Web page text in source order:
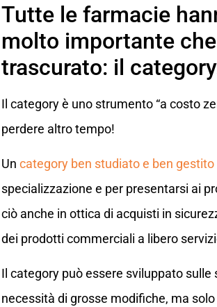
Tutte le farmacie
molto importante
trascurato: il
Il category è uno strumento “a costo
perdere altro tempo!
Un category ben studiato e ben gestito
specializzazione e per presentarsi ai
ciò anche in ottica di acquisti in
dei prodotti commerciali a libero
Il category può essere sviluppato
necessità di grosse modifiche, ma